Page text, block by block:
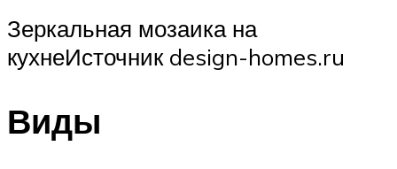
Зеркальная мозаика на
кухнеИсточник design-homes.ru
Виды